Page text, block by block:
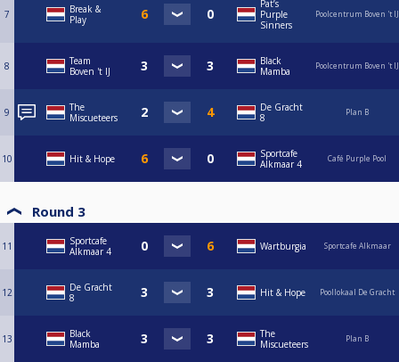
7
Break &
Play
Pat’s
Purple
Sinners
Poolcentrum Boven 't IJ
8
Team
Boven 't IJ
Black
Mamba
Poolcentrum Boven 't IJ
9
The
Miscueteers
De Gracht
8
Plan B
10 Hit & Hope
Sportcafe
Alkmaar 4
Café Purple Pool
Round 3
11
Sportcafe
Alkmaar 4
Wartburgia Sportcafe Alkmaar
12
De Gracht
8
Hit & Hope Poollokaal De Gracht
13
Black
Mamba
The
Miscueteers
Plan B